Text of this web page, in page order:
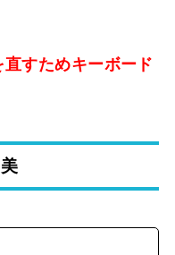
すためキーボード